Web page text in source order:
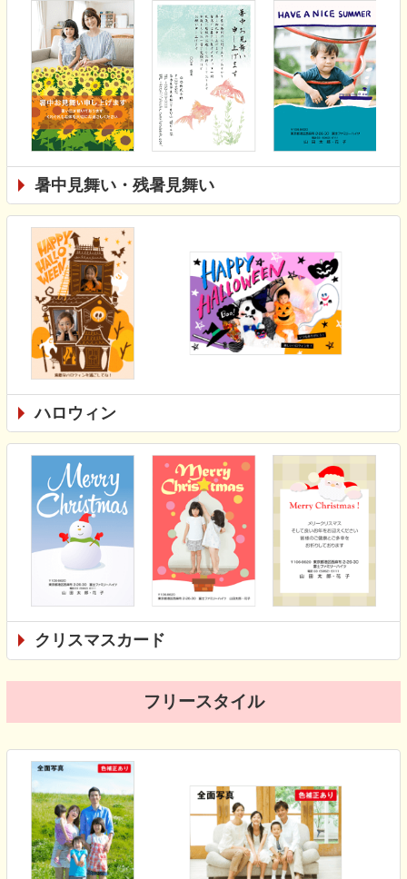
暑中見舞い・残暑見舞い
ハロウィン
クリスマスカード
フリースタイル